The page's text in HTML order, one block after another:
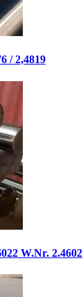
/ 2,4819
W.Nr. 2.4602